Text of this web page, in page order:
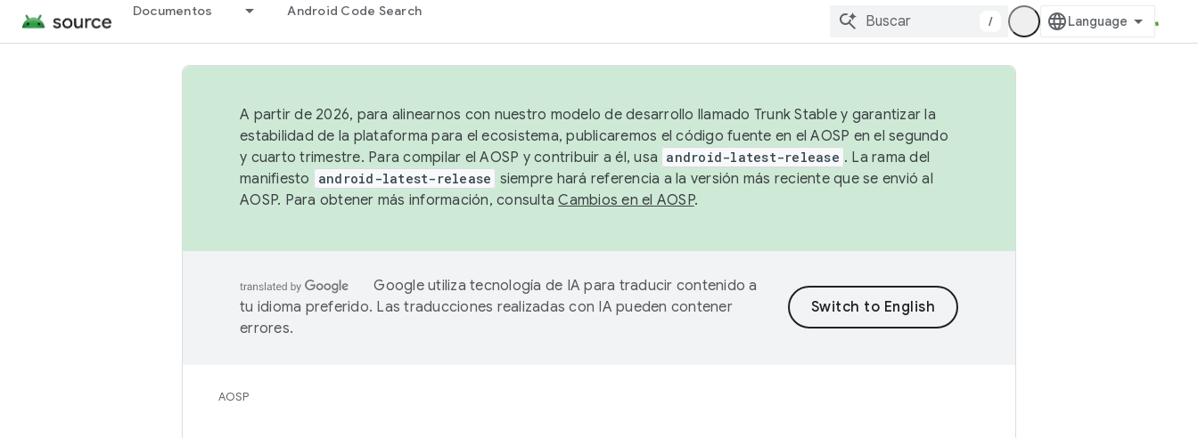
Documentos Android Code Search
/
A partir de 2026, para alinearnos con nuestro modelo de desarrollo llamado Trunk Stable y garantizar la
estabilidad de la plataforma para el ecosistema, publicaremos el código fuente en el AOSP en el segundo
y cuarto trimestre. Para compilar el AOSP y contribuir a él, usa android-latest-release . La rama del
manifiesto
android-latest-release siempre hará referencia a la versión más reciente que se envió al
AOSP. Para obtener más información, consultaCambios en el AOSP.
Google utiliza tecnología de IA para traducir contenido a
tu idioma preferido. Las traducciones realizadas con IA pueden contener
errores.
AOSP